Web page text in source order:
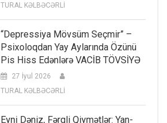
TURAL KƏLBƏCƏRLİ
“Depressiya Mövsüm Seçmir” –
Psixoloqdan Yay Aylarında Özünü
Pis Hiss Edənlərə VACİB TÖVSİYƏ
27 İyul 2026
TURAL KƏLBƏCƏRLİ
Eyni Dəniz, Fərqli Qiymətlər: Yan-